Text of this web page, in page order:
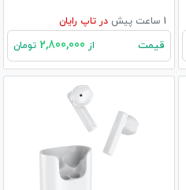
1 ساعت پیش در تاپ رایان
قیمت از تومان